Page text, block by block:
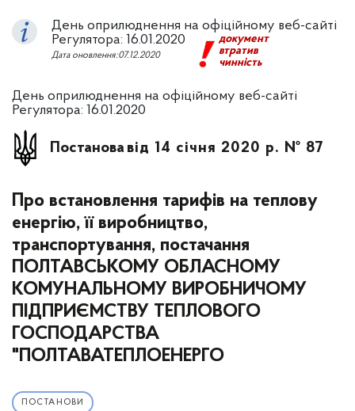
День оприлюднення на офіційному веб-сайті
Регулятора: 16.01.2020
документ
втратив
чинність
Дата оновлення:07.12.2020
День оприлюднення на офіційному веб-сайті
Регулятора: 16.01.2020
Постанова від 14 січня 2020 р. № 87
Про встановлення тарифів на теплову
енергію, її виробництво,
транспортування, постачання
ПОЛТАВСЬКОМУ ОБЛАСНОМУ
КОМУНАЛЬНОМУ ВИРОБНИЧОМУ
ПІДПРИЄМСТВУ ТЕПЛОВОГО
ГОСПОДАРСТВА
"ПОЛТАВАТЕПЛОЕНЕРГО
ПОСТАНОВИ